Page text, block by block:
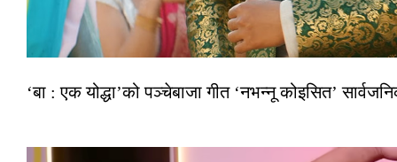
‘बा : एक योद्धा’को पञ्चेबाजा गीत ‘नभन्नू कोइसित’